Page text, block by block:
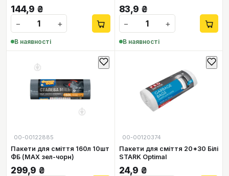
144,9 ₴
−
+
В наявності
83,9 ₴
−
+
В наявності
00-00122885
Пакети для сміття 160л 10шт
ФБ (МАХ зел-чорн)
299,9 ₴
00-00120374
Пакети для сміття 20*30 Білі
STARK Optimal
24,9 ₴